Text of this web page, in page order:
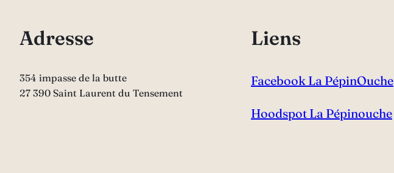
Adresse
354 impasse de la butte
27 390 Saint Laurent du Tensement
Liens
Facebook La PépinOuche
Hoodspot La Pépinouche